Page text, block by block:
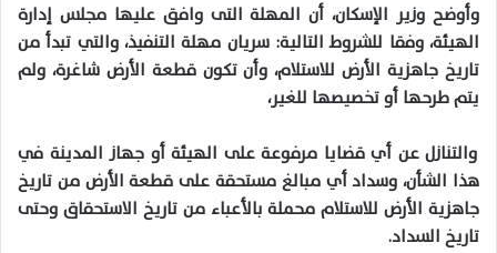
وأوضح وزير الإسكان، أن المهلة التى وافق عليها مجلس إدارة
الهيئة، وفقا للشروط التالية: سريان مهلة التنفيذ، والتي تبدأ من
تاريخ جاهزية الأرض للاستلام، وأن تكون قطعة الأرض شاغرة، ولم
يتم طرحها أو تخصيصها للغير،
والتنازل عن أي قضايا مرفوعة على الهيئة أو جهاز المدينة في
هذا الشأن، وسداد أي مبالغ مستحقة على قطعة الأرض من تاريخ
جاهزية الأرض للاستلام محملة بالأعباء من تاريخ الاستحقاق وحتى
تاريخ السداد.